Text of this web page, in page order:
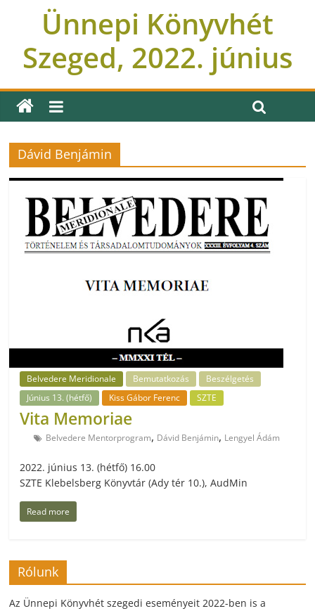
Ünnepi Könyvhét
Szeged, 2022. június
Dávid Benjámin
Belvedere Meridionale Bemutatkozás
Beszélgetés
Június 13. (hétfő)
Kiss Gábor Ferenc SZTE
Vita Memoriae
Belvedere Mentorprogram, Dávid Benjámin, Lengyel Ádám
2022. június 13. (hétfő) 16.00
SZTE Klebelsberg Könyvtár (Ady tér 10.), AudMin
Read more
Rólunk
Az Ünnepi Könyvhét szegedi eseményeit 2022-ben is a